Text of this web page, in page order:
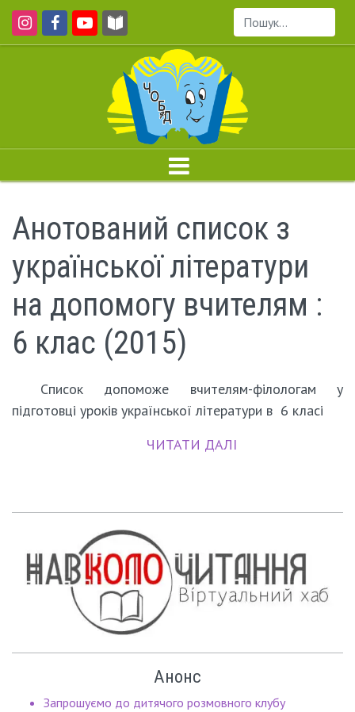
Пошук...
Анотований список з
української літератури
на допомогу вчителям :
6 клас (2015)
Список допоможе вчителям-філологам у
підготовці уроків української літератури в 6 класі
ЧИТАТИ ДАЛІ
Анонс
Запрошуємо до дитячого розмовного клубу